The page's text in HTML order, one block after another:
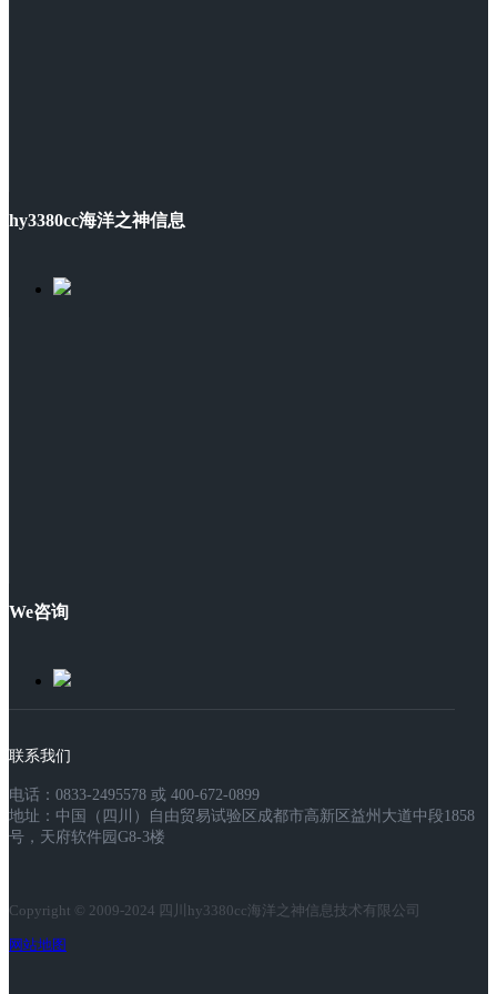
hy3380cc海洋之神信息
We咨询
联系我们
电话：0833-2495578 或 400-672-0899
地址：中国（四川）自由贸易试验区成都市高新区益州大道中段1858
号，天府软件园G8-3楼
Copyright © 2009-2024 四川hy3380cc海洋之神信息技术有限公司
网站地图